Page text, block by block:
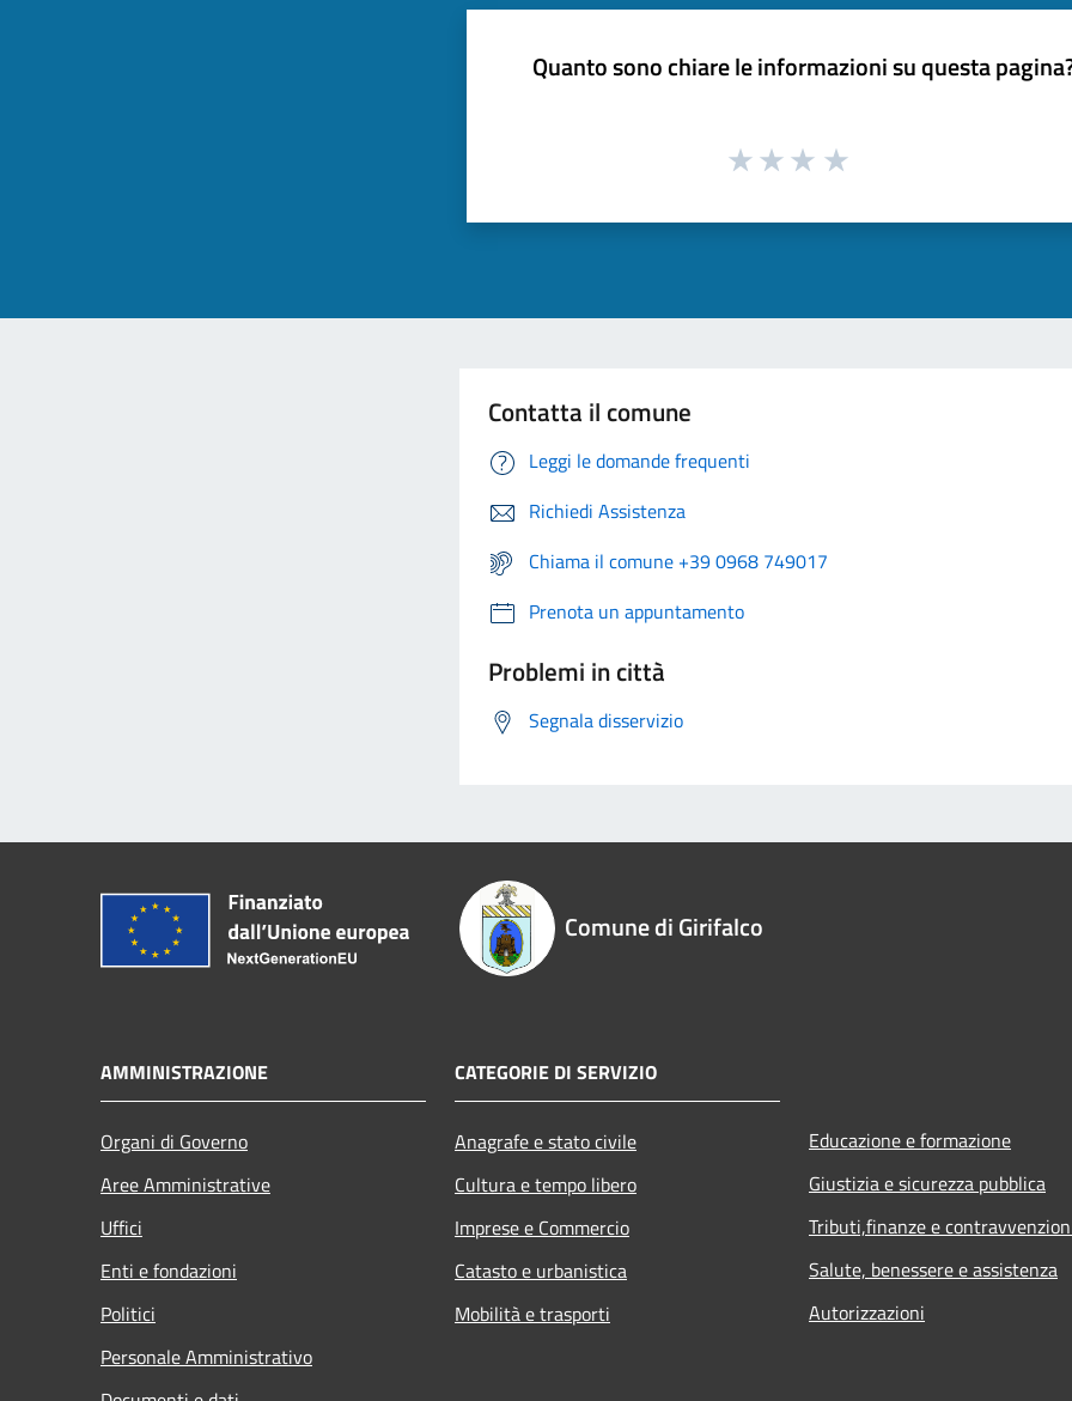
Quanto sono chiare le informazioni su questa
Contatta il comune
Leggi le domande frequenti
Richiedi Assistenza
Chiama il comune +39 0968 749017
Prenota un appuntamento
Problemi in città
Segnala disservizio
Comune di Girifalco
AMMINISTRAZIONE
Organi di Governo
Aree Amministrative
Uffici
Enti e fondazioni
Politici
Personale Amministrativo
CATEGORIE DI SERVIZIO
Anagrafe e stato civile
Cultura e tempo libero
Imprese e Commercio
Catasto e urbanistica
Mobilità e trasporti
Educazione e formazione
Giustizia e sicurezza pubblica
Tributi,finanze e
Salute, benessere e assistenza
Autorizzazioni